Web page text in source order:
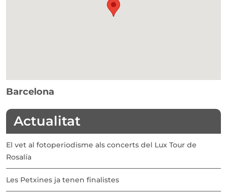
Barcelona
Actualitat
El vet al fotoperiodisme als concerts del Lux Tour de
Rosalía
Les Petxines ja tenen finalistes